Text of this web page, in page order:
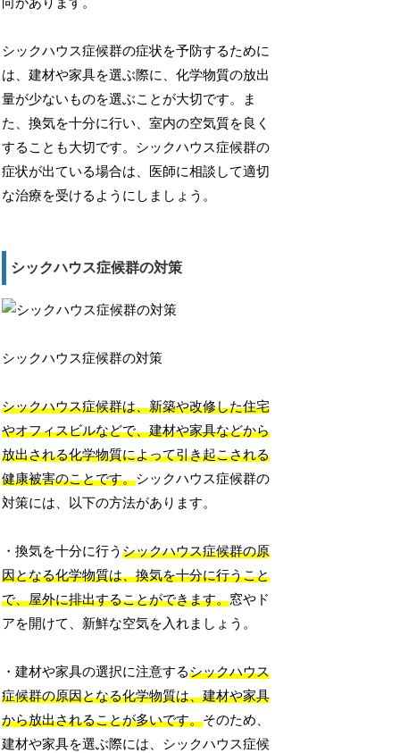
向があります。
シックハウス症候群の症状を予防するために
は、建材や家具を選ぶ際に、化学物質の放出
量が少ないものを選ぶことが大切です。ま
た、換気を十分に行い、室内の空気質を良く
することも大切です。シックハウス症候群の
症状が出ている場合は、医師に相談して適切
な治療を受けるようにしましょう。
シックハウス症候群の対策
シックハウス症候群の対策
シックハウス症候群は、新築や改修した住宅
やオフィスビルなどで、建材や家具などから
放出される化学物質によって引き起こされる
健康被害のことです。シックハウス症候群の
対策には、以下の方法があります。
・換気を十分に行うシックハウス症候群の原
因となる化学物質は、換気を十分に行うこと
で、屋外に排出することができます。窓やド
アを開けて、新鮮な空気を入れましょう。
・建材や家具の選択に注意するシックハウス
症候群の原因となる化学物質は、建材や家具
から放出されることが多いです。そのため、
建材や家具を選ぶ際には、シックハウス症候